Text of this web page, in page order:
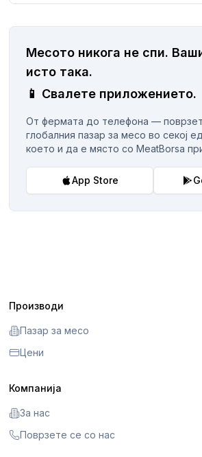
Месото никога не спи.
исто така.
📱 Свалете приложението.
От фермата до телефона —
глобалния пазар за месо во секој
което и да е място со MeatBorsa
App Store
Производи
Пазар за месо
Цени
Компанија
За нас
Поврзете се со нас